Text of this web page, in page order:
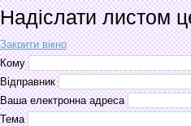
Надіслати листом
Закрити вікно
Кому
Відправник
Ваша електронна адреса
Тема